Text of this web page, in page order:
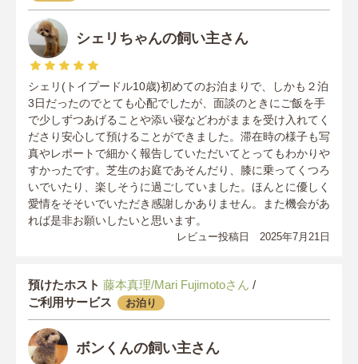
シェリちゃんの飼い主さん
シェリ(トイプードル10歳)初めてのお泊まりで、しかも２泊
3日だったのでとても心配でしたが、面談のときにご飯を手
で少しずつあげることや添い寝などわがままを受け入れてく
ださり安心して預けることができました。滞在時の様子も写
真やレポートで細かく報告していただいてとってもわかりや
すかったです。芝生のお庭であそんだり、膝に乗ってくつろ
いでいたり、楽しそうに過ごしていました。ほんとに優しく
愛情をそそいでいただき感謝しかありません。また機会があ
れば是非お願いしたいと思います。
レビュー投稿日 2025年7月21日
預けたホスト 藤本真理/Mari Fujimotoさん /
ご利用サービス
お泊り
ボンくんの飼い主さん